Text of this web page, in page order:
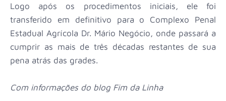
Logo após os procedimentos iniciais, ele foi
transferido em definitivo para o Complexo Penal
Estadual Agrícola Dr. Mário Negócio, onde passará a
cumprir as mais de três décadas restantes de sua
pena atrás das grades.
Com informações do blog Fim da Linha